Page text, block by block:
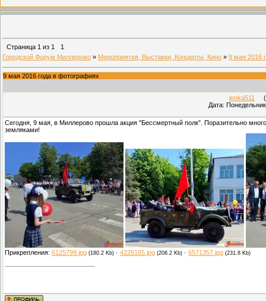
Страница 1 из 1
1
Городской Форум Миллерово » Мероприятия, Выставки, Концерты, Кино » 9 мая 2016
9 мая 2016 года в фотографиях
lenka511
Дата:
Сегодня, 9 мая, в Миллерово прошла акция "Бессмертный полк". Поразительно
земляками!
Прикрепления: 6125799.jpg (180.2 Kb) · 4226165.jpg (208.2 Kb) · 6571357.jpg (231.8 Kb)